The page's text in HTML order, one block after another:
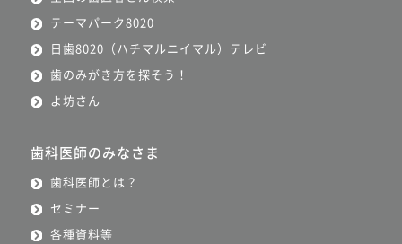
テーマパーク8020
日歯8020（ハチマルニイマル）テレビ
歯のみがき方を探そう！
よ坊さん
歯科医師のみなさま
歯科医師とは？
セミナー
各種資料等